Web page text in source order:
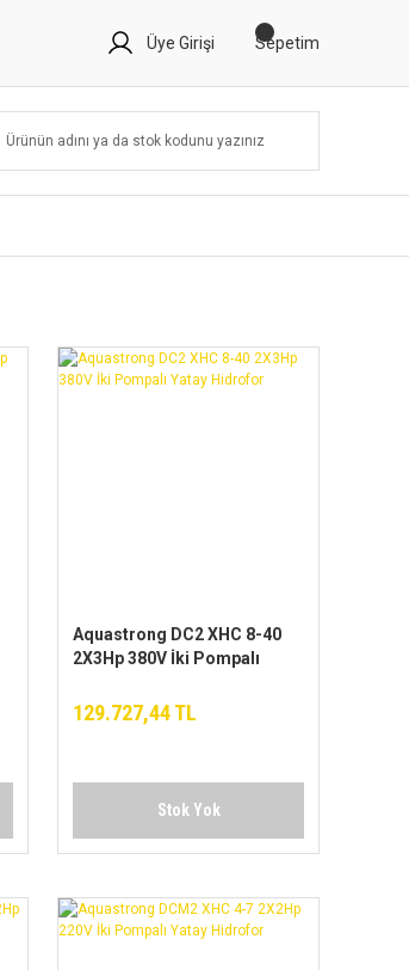
Üye Girişi Sepetim
Aquastrong DC2 XHC 8-40
2X3Hp 380V İki Pompalı
129.727,44 TL
Stok Yok